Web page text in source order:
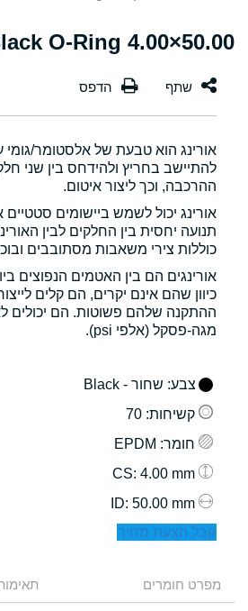
50.00×4.00 EPDM 70 Black O-Ring
אורינג הוא טבעת של אלסטומר/
להתיישב בחריץ ולהידחס בין שני
ההרכבה, וכך ליצור איטום.
אורינג יכול לשמש ביישומים
תנועה יחסית בין החלקים לבין
כוללות צירי משאבות מסתובבים
אורינגים הם בין האטמים הנפוצים
כיוון שהם אינם יקרים, הם קלים
ההתקנה שלהם פשוטות. הם יכולים
מגה-פסקל (אלפי psi).
צבע: שחור - Black
קשיחות: 70
חומר: EPDM
: 4.00 mm
: 50.00 mm
קבל הצעת מחיר
מפרט חומרים